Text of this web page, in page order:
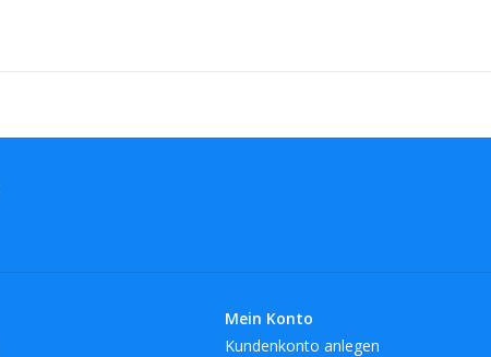
Mein Konto
Kundenkonto anlegen